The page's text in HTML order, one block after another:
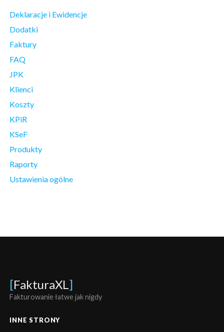
Deklaracje i Ewidencje
Dodatki
Faktury
FAQ
JPK
Klienci
Koszty
KPiR
KSeF
Produkty
Raporty
Ustawienia ogólne
[FakturaXL]
Fakturowanie łatwe jak nigdy
INNE STRONY